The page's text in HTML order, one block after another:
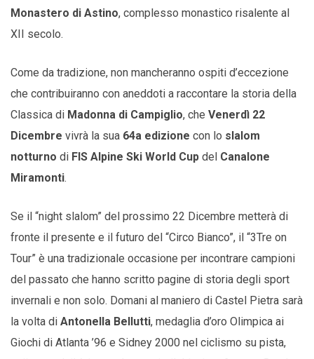
Monastero di Astino, complesso monastico risalente al
XII secolo.
Come da tradizione, non mancheranno ospiti d’eccezione
che contribuiranno con aneddoti a raccontare la storia della
Classica di Madonna di Campiglio, che Venerdì 22
Dicembre vivrà la sua 64a edizione con lo slalom
notturno di FIS Alpine Ski World Cup del Canalone
Miramonti.
Se il “night slalom” del prossimo 22 Dicembre metterà di
fronte il presente e il futuro del “Circo Bianco”, il “3Tre on
Tour” è una tradizionale occasione per incontrare campioni
del passato che hanno scritto pagine di storia degli sport
invernali e non solo. Domani al maniero di Castel Pietra sarà
la volta di Antonella Bellutti, medaglia d’oro Olimpica ai
Giochi di Atlanta ’96 e Sidney 2000 nel ciclismo su pista,